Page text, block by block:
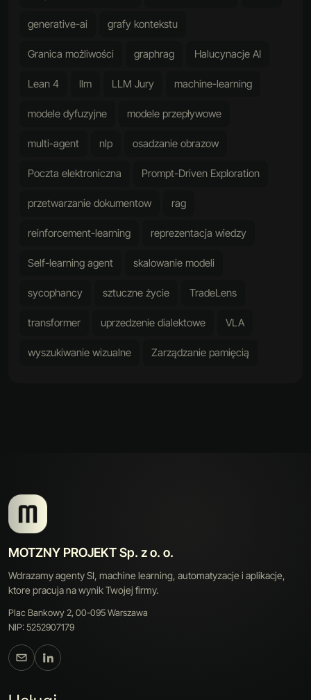
generative-ai grafy kontekstu
Granica możliwości graphrag Halucynacje AI
Lean 4 llm LLM Jury machine-learning
modele dyfuzyjne modele przepływowe
multi-agent nlp osadzanie obrazow
Poczta elektroniczna Prompt-Driven Exploration
przetwarzanie dokumentow rag
reinforcement-learning reprezentacja wiedzy
Self-learning agent skalowanie modeli
sycophancy sztuczne życie TradeLens
transformer uprzedzenie dialektowe VLA
wyszukiwanie wizualne Zarządzanie pamięcią
MOTZNY PROJEKT Sp. z o. o.
Wdrazamy agenty SI, machine learning, automatyzacje i aplikacje,
ktore pracuja na wynik Twojej firmy.
Plac Bankowy 2, 00-095 Warszawa
NIP: 5252907179